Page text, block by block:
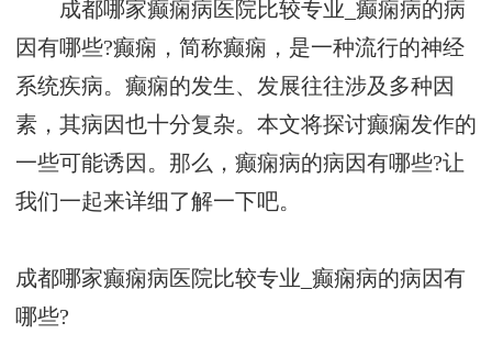
成都哪家癫痫病医院比较专业_癫痫病的病
因有哪些?癫痫，简称癫痫，是一种流行的神经
系统疾病。癫痫的发生、发展往往涉及多种因
素，其病因也十分复杂。本文将探讨癫痫发作的
一些可能诱因。那么，癫痫病的病因有哪些?让
我们一起来详细了解一下吧。
成都哪家癫痫病医院比较专业_癫痫病的病因有
哪些?